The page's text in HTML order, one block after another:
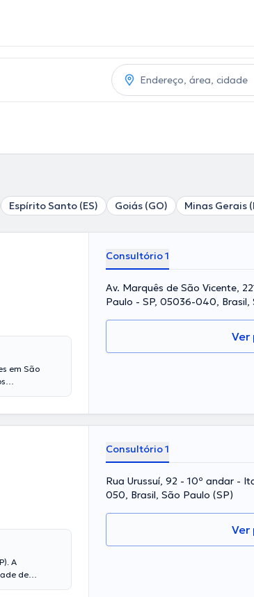
Espírito Santo (ES) Goiás (GO) Minas Gerais
em São
Espanhol
Consultório 1
Av. Marquês de São Vicente,
Paulo - SP, 05036-040, Brasil,
Ver
A
de
Consultório 1
Rua Urussuí, 92 - 10º andar -
050, Brasil, São Paulo (SP)
Ver